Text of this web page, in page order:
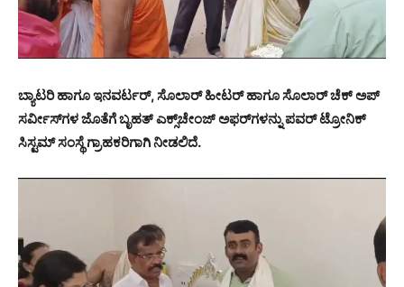
ಬ್ಯಾಟರಿ ಹಾಗೂ ಇನವರ್ಟರ್, ಸೊಲಾರ್ ಹೀಟರ್ ಹಾಗೂ ಸೊಲಾರ್ ಚೆಕ್ ಅಪ್
ಸರ್ವೀಸ್‌ಗಳ ಜೊತೆಗೆ ಬೃಹತ್ ಎಕ್ಸ್‌ಚೇಂಜ್ ಅಫರ್‌ಗಳನ್ನು ಪವರ್ ಟ್ರೋನಿಕ್
ಸಿಸ್ಟಮ್ ಸಂಸ್ಥೆ ಗ್ರಾಹಕರಿಗಾಗಿ ನೀಡಲಿದೆ.